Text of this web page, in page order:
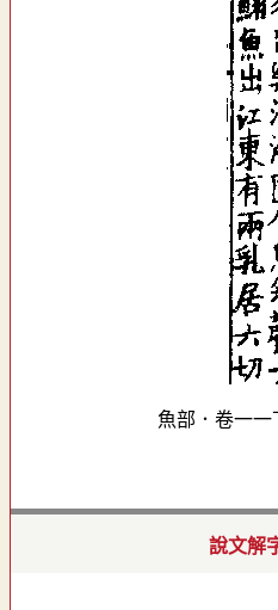
魚部．卷一一
說文解